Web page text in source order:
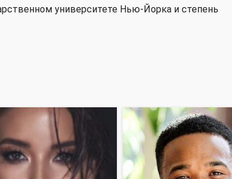
университете Нью-Йорка и степень